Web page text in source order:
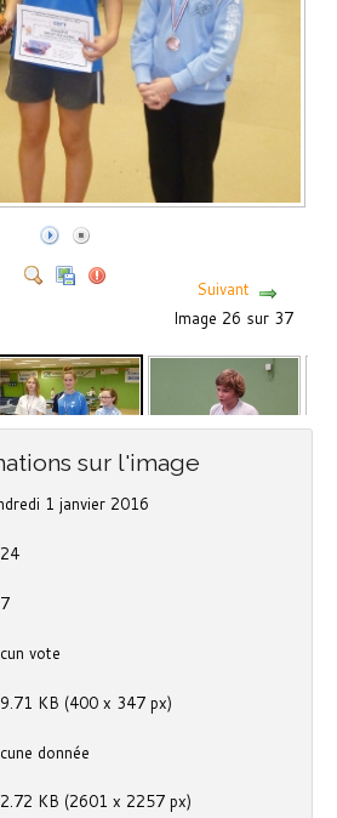
Suivant
Image 26 sur 37
sur l'image
1 janvier 2016
vote
KB (400 x 347 px)
donnée
KB (2601 x 2257 px)